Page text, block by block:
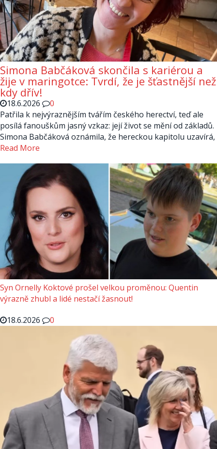
Simona Babčáková skončila s kariérou a
žije v maringotce: Tvrdí, že je šťastnější než
kdy dřív!
18.6.2026
0
Patřila k nejvýraznějším tvářím českého herectví, teď ale
posílá fanouškům jasný vzkaz: její život se mění od základů.
Simona Babčáková oznámila, že hereckou kapitolu uzavírá,
Read More
Syn Ornelly Koktové prošel velkou proměnou: Quentin
výrazně zhubl a lidé nestačí žasnout!
18.6.2026
0